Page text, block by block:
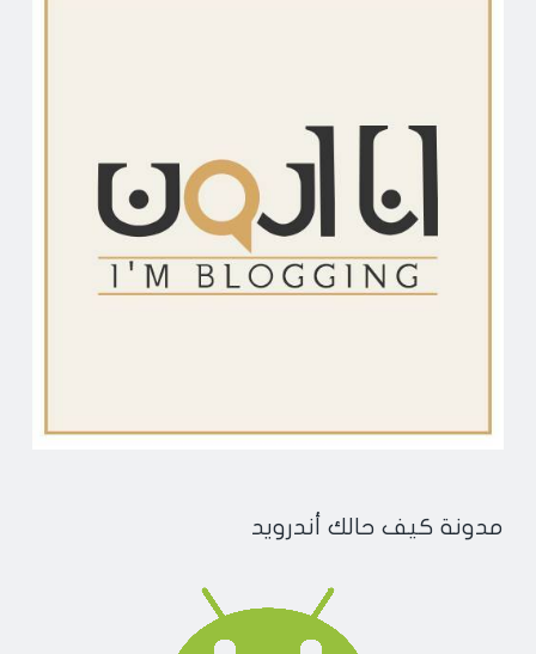
مدونة كيف حالك أندرويد